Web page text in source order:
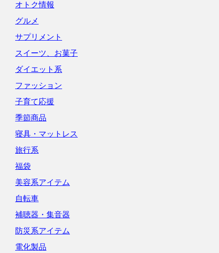
オトク情報
グルメ
サプリメント
スイーツ、お菓子
ダイエット系
ファッション
子育て応援
季節商品
寝具・マットレス
旅行系
福袋
美容系アイテム
自転車
補聴器・集音器
防災系アイテム
電化製品